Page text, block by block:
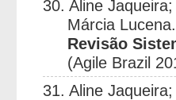
30. Aline
Márcia
Revisão
(Agile Brazil
31. Aline